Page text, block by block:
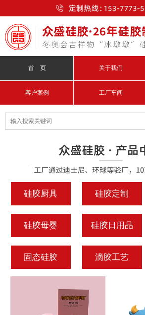
首 页 关于我们
客户案例 工厂车间
硅胶厨具 硅胶定制
硅胶母婴 硅胶日用品
固态硅胶 滴胶工艺